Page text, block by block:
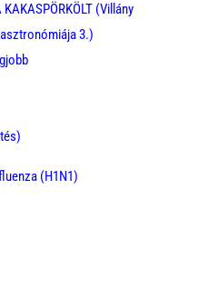
KAKASPÖRKÖLT (Villány
3.)
(H1N1)